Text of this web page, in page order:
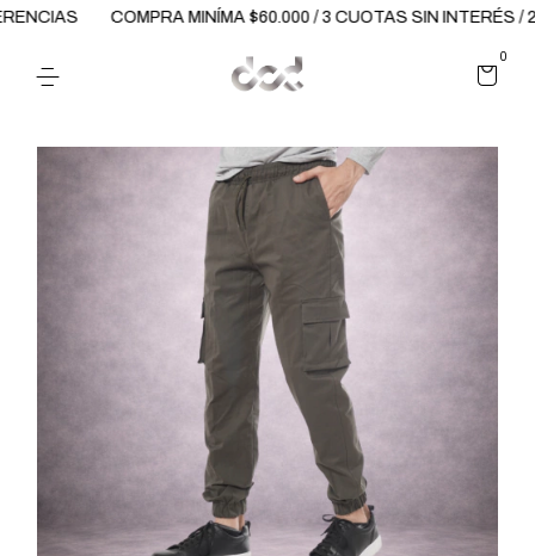
COMPRA MINÍMA $60.000 / 3 CUOTAS SIN INTERÉS /
0